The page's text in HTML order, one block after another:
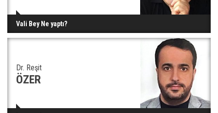
Vali Bey Ne yaptı?
Dr. Reşit
ÖZER